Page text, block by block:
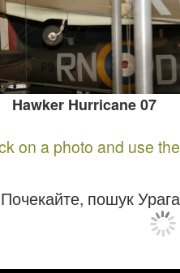
Hawker Hurricane 07
on a photo and use
Почекайте, пошук